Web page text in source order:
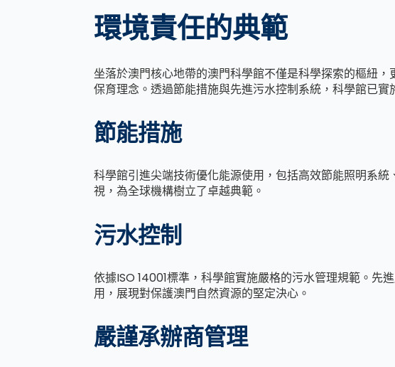
環境責任的典範
坐落於澳門核心地帶的澳門科學館不僅是科學探索的樞紐
保育理念。透過節能措施與先進污水控制系統，科學館已實
節能措施
科學館引進尖端技術優化能源使用，包括高效節能照明系
視，為全球機構樹立了卓越典範。
污水控制
依據ISO 14001標準，科學館實施嚴格的污水管理規範。先
用，展現對保護澳門自然資源的堅定決心。
嚴謹承辦商管理